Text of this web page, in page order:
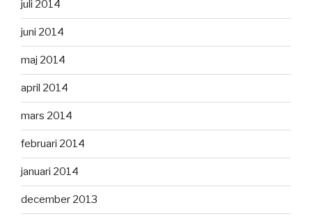
juli 2014
juni 2014
maj 2014
april 2014
mars 2014
februari 2014
januari 2014
december 2013